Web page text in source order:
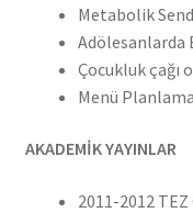
Metabolik
Adölesanlarda
Çocukluk çağı
Menü
AKADEMİK YAYINLAR
2011-2012 TEZ